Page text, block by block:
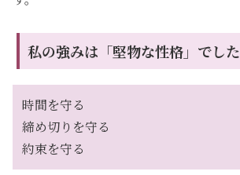
私の強みは「堅物な性格」でした
時間を守る
締め切りを守る
約束を守る